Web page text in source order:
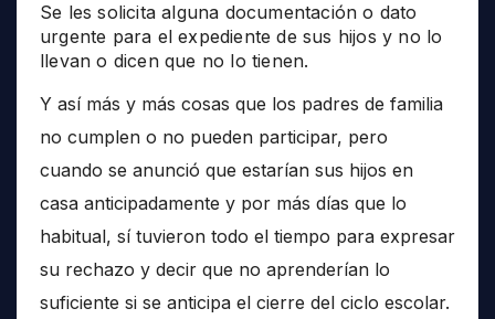
Se les solicita alguna documentación o dato
urgente para el expediente de sus hijos y no lo
llevan o dicen que no lo tienen.
Y así más y más cosas que los padres de familia
no cumplen o no pueden participar, pero
cuando se anunció que estarían sus hijos en
casa anticipadamente y por más días que lo
habitual, sí tuvieron todo el tiempo para expresar
su rechazo y decir que no aprenderían lo
suficiente si se anticipa el cierre del ciclo escolar.